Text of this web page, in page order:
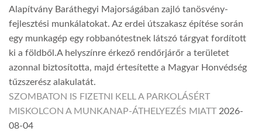
Alapítvány Baráthegyi Majorságában zajló tanösvény-
fejlesztési munkálatokat. Az erdei útszakasz építése során
egy munkagép egy robbanótestnek látszó tárgyat fordított
ki a földből.A helyszínre érkező rendőrjárőr a területet
azonnal biztosította, majd értesítette a Magyar Honvédség
tűzszerész alakulatát.
SZOMBATON IS FIZETNI KELL A PARKOLÁSÉRT
MISKOLCON A MUNKANAP-ÁTHELYEZÉS MIATT 2026-
08-04